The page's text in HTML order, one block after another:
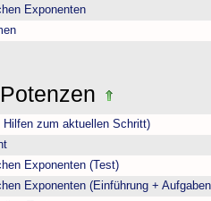
Exponenten
zum aktuellen Schritt)
Exponenten (Test)
Exponenten (Einführung +